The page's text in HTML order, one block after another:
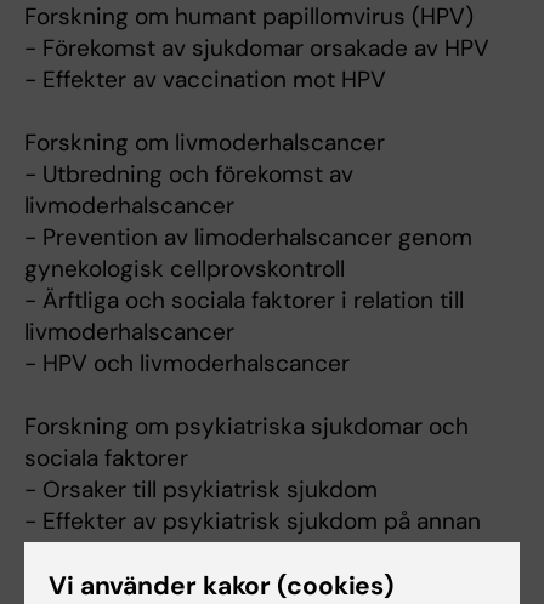
Forskning om humant papillomvirus (HPV)
- Förekomst av sjukdomar orsakade av HPV
- Effekter av vaccination mot HPV
Forskning om livmoderhalscancer
- Utbredning och förekomst av
livmoderhalscancer
- Prevention av limoderhalscancer genom
gynekologisk cellprovskontroll
- Ärftliga och sociala faktorer i relation till
livmoderhalscancer
- HPV och livmoderhalscancer
Forskning om psykiatriska sjukdomar och
sociala faktorer
- Orsaker till psykiatrisk sjukdom
- Effekter av psykiatrisk sjukdom på annan
sjuklighet
- Social mobilitet, social förändring och hälsa
Vi använder kakor (cookies)